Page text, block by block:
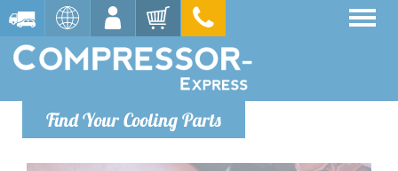
Find Your Cooling Parts